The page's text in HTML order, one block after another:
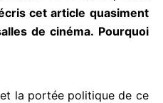
où j’écris cet article
dans les salles de
quand ?
et la portée politique de